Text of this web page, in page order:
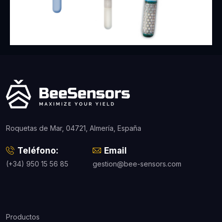
Roquetas de Mar, 04721, Almería, España
Teléfono:
(+34) 950 15 56 85
Email
gestion@bee-sensors.com
Productos